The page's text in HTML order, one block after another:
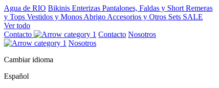
Agua de RIO Bikinis Enterizas Pantalones, Faldas y Short Remeras
y Tops Vestidos y Monos Abrigo Accesorios y Otros Sets SALE
Ver todo
Contacto
Contacto Nosotros
Nosotros
Cambiar idioma
Español